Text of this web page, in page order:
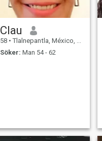
Clau
58 • Tlalnepantla, México, Mexico
Söker: Man 54 - 62